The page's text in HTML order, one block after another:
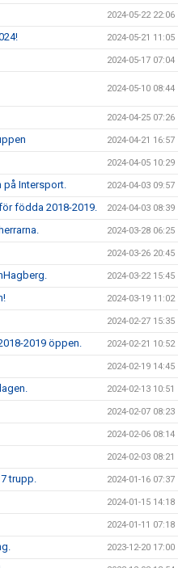
2024-05-22 22:06
2024-05-21 11:05
2024-05-17 07:04
2024-05-10 08:44
2024-04-25 07:26
2024-04-21 16:57
2024-04-05 10:29
på Intersport. 2024-04-03 09:57
födda 2018-2019. 2024-04-03 08:39
2024-03-28 06:25
2024-03-26 20:45
2024-03-22 15:45
2024-03-19 11:02
2024-02-27 15:35
2019 öppen. 2024-02-21 10:52
2024-02-19 14:45
2024-02-13 10:51
2024-02-07 08:23
2024-02-06 08:14
2024-02-03 08:21
trupp. 2024-01-16 07:37
2024-01-15 14:18
2024-01-11 07:18
2023-12-20 17:00